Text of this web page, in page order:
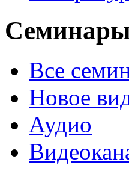
Все
Новое
Аудио